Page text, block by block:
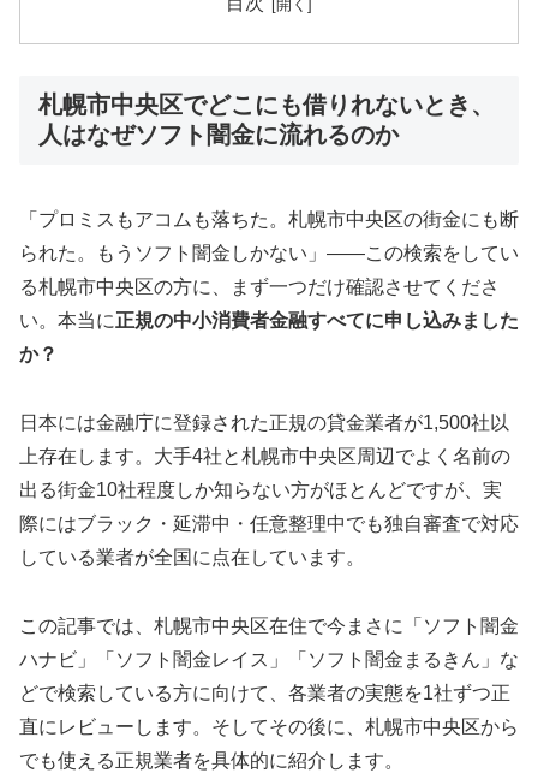
札幌市中央区でどこにも借りれないとき、
人はなぜソフト闇金に流れるのか
「プロミスもアコムも落ちた。札幌市中央区の街金にも断
られた。もうソフト闇金しかない」——この検索をしてい
る札幌市中央区の方に、まず一つだけ確認させてくださ
い。本当に正規の中小消費者金融すべてに申し込みました
か？
日本には金融庁に登録された正規の貸金業者が1,500社以
上存在します。大手4社と札幌市中央区周辺でよく名前の
出る街金10社程度しか知らない方がほとんどですが、実
際にはブラック・延滞中・任意整理中でも独自審査で対応
している業者が全国に点在しています。
この記事では、札幌市中央区在住で今まさに「ソフト闇金
ハナビ」「ソフト闇金レイス」「ソフト闇金まるきん」な
どで検索している方に向けて、各業者の実態を1社ずつ正
直にレビューします。そしてその後に、札幌市中央区から
でも使える正規業者を具体的に紹介します。